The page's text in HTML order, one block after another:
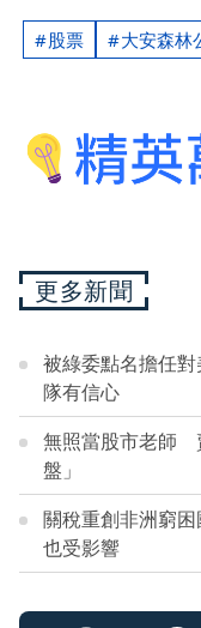
股票 大安森林
更多新聞
被綠委點名擔任
隊有信心
無照當股市老師
盤」
關稅重創非洲窮
也受影響